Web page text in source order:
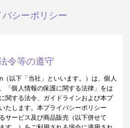
バシーポリシー
令等の遵守
以下「当社」といいます。）は、個人
「個人情報の保護に関する法律」をは
関する法令、ガイドラインおよび本プ
たします。本プライバシーポリシー
サービス及び商品販売（以下併せて